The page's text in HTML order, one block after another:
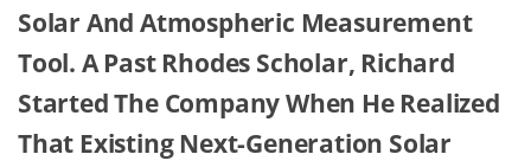
Solar And Atmospheric Measurement
Tool. A Past Rhodes Scholar, Richard
Started The Company When He Realized
That Existing Next-Generation Solar